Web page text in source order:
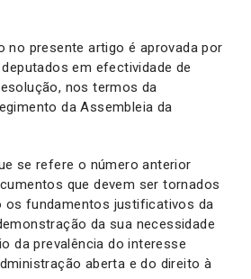
no presente artigo é aprovada por
em efectividade de
nos termos da
da Assembleia da
se refere o número anterior
que devem ser tornados
os fundamentos justificativos da
da sua necessidade
da prevalência do interesse
aberta e do direito à